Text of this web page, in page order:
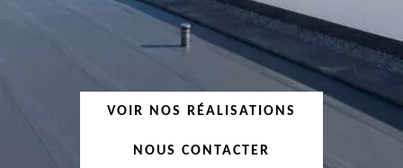
VOIR NOS RÉALISATIONS
NOUS CONTACTER